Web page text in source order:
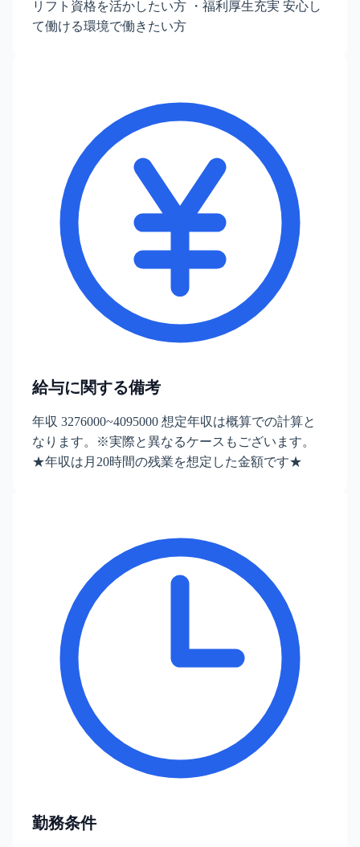
リフト資格を活かしたい方 ・福利厚生充実 安心し
て働ける環境で働きたい方
給与に関する備考
年収 3276000~4095000 想定年収は概算での計算と
なります。※実際と異なるケースもございます。
★年収は月20時間の残業を想定した金額です★
勤務条件